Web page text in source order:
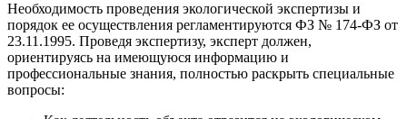
Необходимость проведения экологической экспертизы и
порядок ее осуществления регламентируются ФЗ № 174-ФЗ от
23.11.1995. Проведя экспертизу, эксперт должен,
ориентируясь на имеющуюся информацию и
профессиональные знания, полностью раскрыть специальные
вопросы: